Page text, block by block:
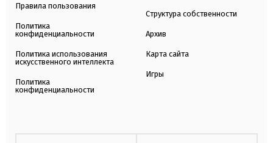
Правила пользования
Политика
конфиденциальности
Политика использования
искусственного интеллекта
Политика
конфиденциальности
Структура собственности
Архив
Карта сайта
Игры